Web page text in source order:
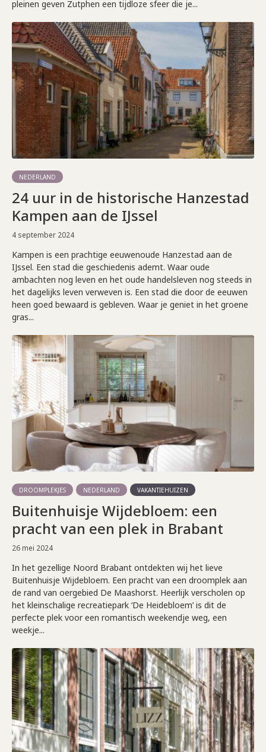
pleinen geven Zutphen een tijdloze sfeer die je...
NEDERLAND
24 uur in de historische Hanzestad
Kampen aan de IJssel
4 september 2024
Kampen is een prachtige eeuwenoude Hanzestad aan de
IJssel. Een stad die geschiedenis ademt. Waar oude
ambachten nog leven en het oude handelsleven nog steeds in
het dagelijks leven verweven is. Een stad die door de eeuwen
heen goed bewaard is gebleven. Waar je geniet in het groene
gras...
DROOMPLEKJES NEDERLAND VAKANTIEHUIZEN
Buitenhuisje Wijdebloem: een
pracht van een plek in Brabant
26 mei 2024
In het gezellige Noord Brabant ontdekten wij het lieve
Buitenhuisje Wijdebloem. Een pracht van een droomplek aan
de rand van oergebied De Maashorst. Heerlijk verscholen op
het kleinschalige recreatiepark ‘De Heidebloem’ is dit de
perfecte plek voor een romantisch weekendje weg, een
weekje...